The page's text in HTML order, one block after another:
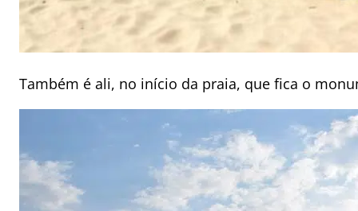
Também é ali, no início da praia, que fica o